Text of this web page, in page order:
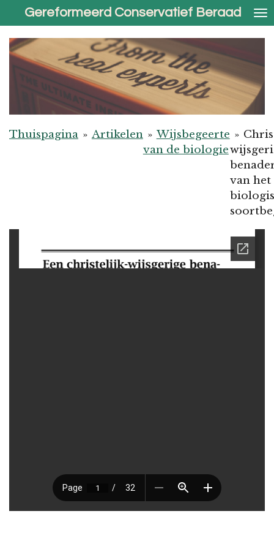
direct
naar
de
hoofdinhoud
Gereformeerd Conservatief Beraad
Thuispagina » Artikelen » Wijsbegeerte
van de biologie
»
van het